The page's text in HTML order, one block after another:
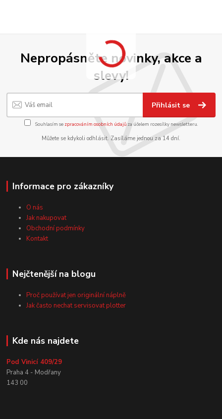
Nepropásněte novinky, akce a
slevy!
Přihlásit se
Souhlasím se zpracováním osobních údajůza účelem rozesílky newsletteru.
Můžete se kdykoli odhlásit. Zasíláme jednou za 14 dní.
Informace pro zákazníky
O nás
Jak nakupovat
Obchodní podmínky
Kontakt
Nejčtenější na blogu
Proč používat jen originální náplně
Jak často nechat servisovat plotter
Kde nás najdete
Pod Vinicí 409/29
Praha 4 - Modřany
143 00